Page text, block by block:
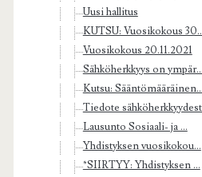
Uusi hallitus
KUTSU: Vuosikokous
Vuosikokous 20.11.2021
Sähköherkkyys on ympär...
Kutsu: Sääntömääräinen...
Tiedote
Lausunto Sosiaali- ja ...
Yhdistyksen vuosikokou...
*SIIRTYY: Yhdistyksen ...